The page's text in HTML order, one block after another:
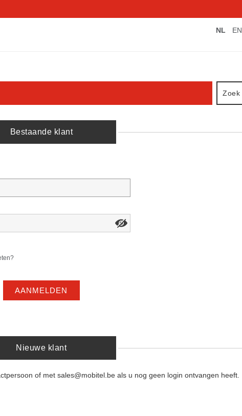
NL EN
Bestaande klant
AANMELDEN
Nieuwe klant
of met sales@mobitel.be als u nog geen login ontvangen heeft.